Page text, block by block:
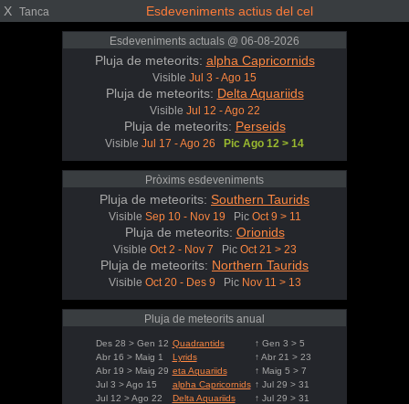
X Tanca Esdeveniments actius del cel
Esdeveniments actuals @ 06-08-2026
Pluja de meteorits: alpha Capricornids
Visible Jul 3 - Ago 15
Pluja de meteorits: Delta Aquariids
Visible Jul 12 - Ago 22
Pluja de meteorits: Perseids
Visible Jul 17 - Ago 26 Pic Ago 12 > 14
Pròxims esdeveniments
Pluja de meteorits: Southern Taurids
Visible Sep 10 - Nov 19 Pic Oct 9 > 11
Pluja de meteorits: Orionids
Visible Oct 2 - Nov 7 Pic Oct 21 > 23
Pluja de meteorits: Northern Taurids
Visible Oct 20 - Des 9 Pic Nov 11 > 13
Pluja de meteorits anual
Des 28 > Gen 12 Quadrantids
↑ Gen 3 > 5
Abr 16 > Maig 1
Lyrids
↑ Abr 21 > 23
Abr 19 > Maig 29 eta Aquariids
↑ Maig 5 > 7
Jul 3 > Ago 15
alpha Capricornids ↑ Jul 29 > 31
Jul 12 > Ago 22
Delta Aquariids
↑ Jul 29 > 31